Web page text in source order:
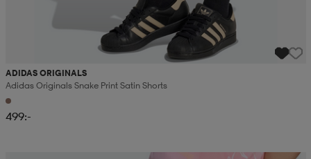
ADIDAS ORIGINALS
Adidas Originals Snake Print Satin Shorts
499:-